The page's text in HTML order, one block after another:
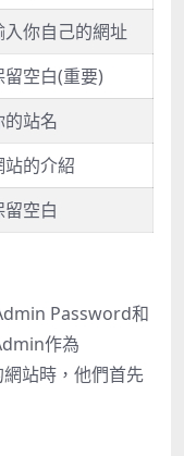
入你自己的網址
留空白(重要)
的站名
站的介紹
留空白
Password和
作為
站時，他們首先